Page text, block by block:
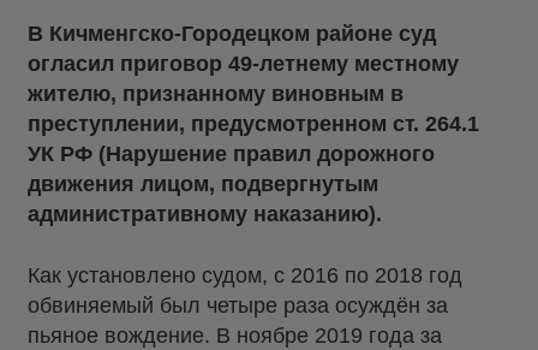
В Кичменгско-Городецком районе суд
огласил приговор 49-летнему местному
жителю, признанному виновным в
преступлении, предусмотренном ст. 264.1
УК РФ (Нарушение правил дорожного
движения лицом, подвергнутым
административному наказанию).
Как установлено судом, с 2016 по 2018 год
обвиняемый был четыре раза осуждён за
пьяное вождение. В ноябре 2019 года за